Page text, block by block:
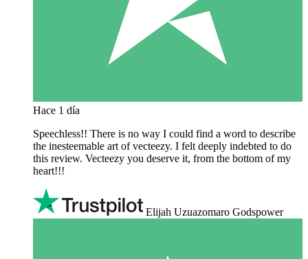
Hace 1 día
Speechless!! There is no way I could find a word to describe
the inesteemable art of vecteezy. I felt deeply indebted to do
this review. Vecteezy you deserve it, from the bottom of my
heart!!!
Elijah Uzuazomaro Godspower